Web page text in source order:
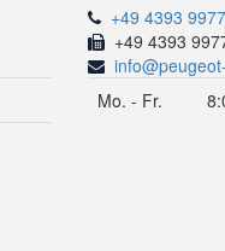
+49 4393
+49 4393
Mo. - Fr.